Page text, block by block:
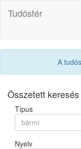
Tudóstér
A
Összetett keresés
Típus
bármi
Nyelv